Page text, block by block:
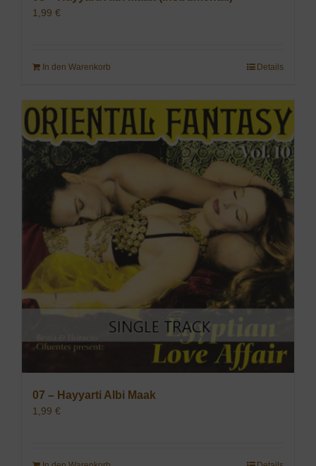
1,99 €
In den Warenkorb Details
07 – Hayyarti Albi Maak
1,99 €